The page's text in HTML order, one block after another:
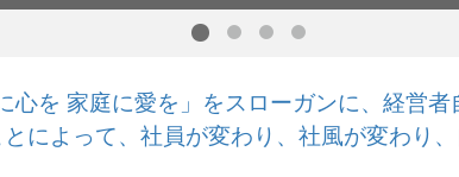
心を 家庭に愛を」を スローガンに、経営者
によって、 社員が変わり、社風が変わり、